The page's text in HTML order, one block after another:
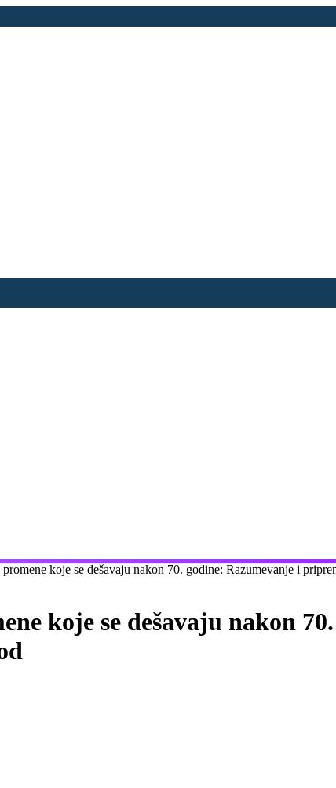
koje se dešavaju nakon 70. godine: Razumevanje i
koje se dešavaju nakon